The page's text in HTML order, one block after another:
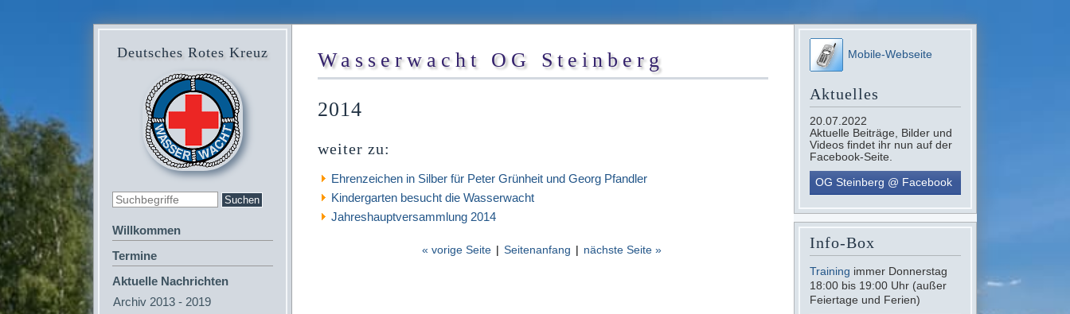
Deutsches Rotes Kreuz
Willkommen
Termine
Aktuelle Nachrichten
Archiv 2013 - 2019
Wasserwacht OG Steinberg
2014
weiter zu:
Ehrenzeichen in Silber für Peter Grünheit und Georg Pfandler
Kindergarten besucht die Wasserwacht
Jahreshauptversammlung 2014
« vorige Seite | Seitenanfang | nächste Seite »
Mobile-Webseite
Aktuelles
20.07.2022
Aktuelle Beiträge, Bilder und
Videos findet ihr nun auf der
Facebook-Seite.
OG Steinberg @ Facebook
Info-Box
Training immer Donnerstag
18:00 bis 19:00 Uhr (außer
Feiertage und Ferien)